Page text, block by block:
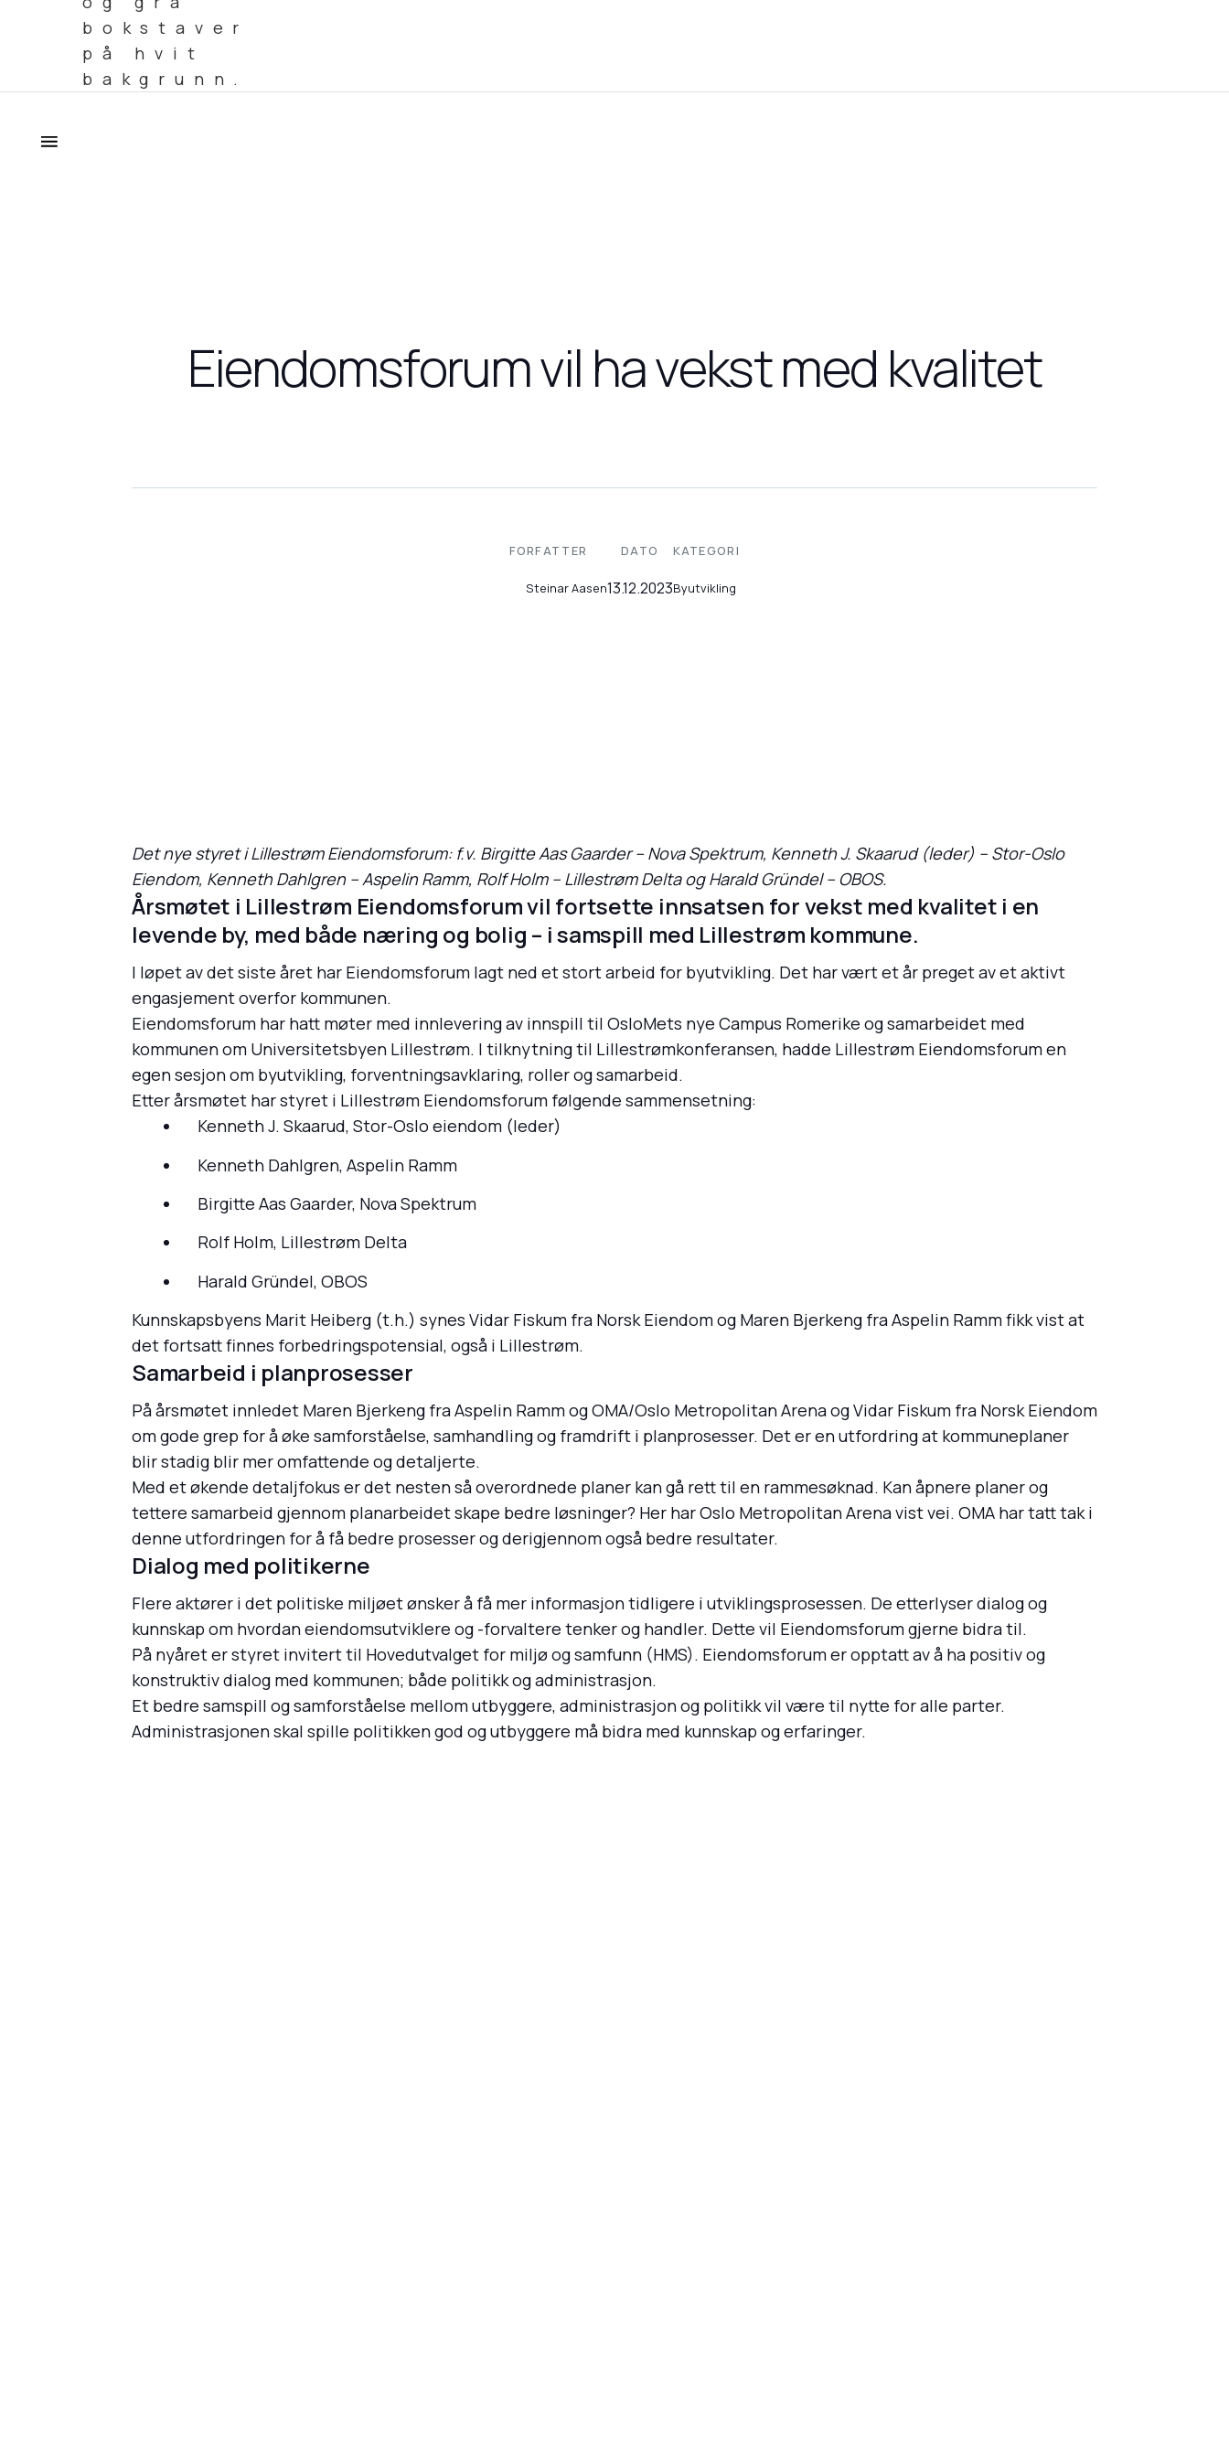
Eiendomsforum vil ha vekst med kvalitet
FORFATTER
Steinar Aasen
DATO
13.12.2023
KATEGORI
Byutvikling
Det nye styret i Lillestrøm Eiendomsforum: f.v. Birgitte Aas Gaarder – Nova Spektrum, Kenneth J. Skaarud (leder) – Stor-Oslo
Eiendom, Kenneth Dahlgren – Aspelin Ramm, Rolf Holm – Lillestrøm Delta og Harald Gründel – OBOS.
Årsmøtet i Lillestrøm Eiendomsforum vil fortsette innsatsen for vekst med kvalitet i en
levende by, med både næring og bolig – i samspill med Lillestrøm kommune.
I løpet av det siste året har Eiendomsforum lagt ned et stort arbeid for byutvikling. Det har vært et år preget av et aktivt
engasjement overfor kommunen.
Eiendomsforum har hatt møter med innlevering av innspill til OsloMets nye Campus Romerike og samarbeidet med
kommunen om Universitetsbyen Lillestrøm. I tilknytning til Lillestrømkonferansen, hadde Lillestrøm Eiendomsforum en
egen sesjon om byutvikling, forventningsavklaring, roller og samarbeid.
Etter årsmøtet har styret i Lillestrøm Eiendomsforum følgende sammensetning:
Kenneth J. Skaarud, Stor-Oslo eiendom (leder)
Kenneth Dahlgren, Aspelin Ramm
Birgitte Aas Gaarder, Nova Spektrum
Rolf Holm, Lillestrøm Delta
Harald Gründel, OBOS
Kunnskapsbyens Marit Heiberg (t.h.) synes Vidar Fiskum fra Norsk Eiendom og Maren Bjerkeng fra Aspelin Ramm fikk vist at
det fortsatt finnes forbedringspotensial, også i Lillestrøm.
Samarbeid i planprosesser
På årsmøtet innledet Maren Bjerkeng fra Aspelin Ramm og OMA/Oslo Metropolitan Arena og Vidar Fiskum fra Norsk Eiendom
om gode grep for å øke samforståelse, samhandling og framdrift i planprosesser. Det er en utfordring at kommuneplaner
blir stadig blir mer omfattende og detaljerte.
Med et økende detaljfokus er det nesten så overordnede planer kan gå rett til en rammesøknad. Kan åpnere planer og
tettere samarbeid gjennom planarbeidet skape bedre løsninger? Her har Oslo Metropolitan Arena vist vei. OMA har tatt tak i
denne utfordringen for å få bedre prosesser og derigjennom også bedre resultater.
Dialog med politikerne
Flere aktører i det politiske miljøet ønsker å få mer informasjon tidligere i utviklingsprosessen. De etterlyser dialog og
kunnskap om hvordan eiendomsutviklere og -forvaltere tenker og handler. Dette vil Eiendomsforum gjerne bidra til.
På nyåret er styret invitert til Hovedutvalget for miljø og samfunn (HMS). Eiendomsforum er opptatt av å ha positiv og
konstruktiv dialog med kommunen; både politikk og administrasjon.
Et bedre samspill og samforståelse mellom utbyggere, administrasjon og politikk vil være til nytte for alle parter.
Administrasjonen skal spille politikken god og utbyggere må bidra med kunnskap og erfaringer.